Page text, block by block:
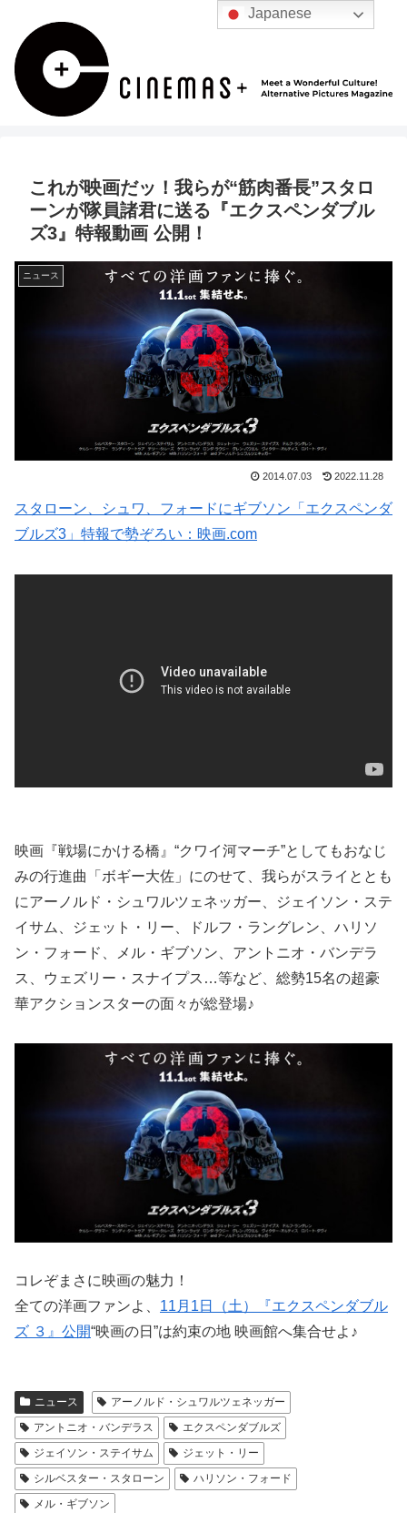
これが映画だッ！我らが“筋肉番長”スタロ
ーンが隊員諸君に送る『エクスペンダブル
ズ3』特報動画 公開！
ニュース
2014.07.03 2022.11.28
スタローン、シュワ、フォードにギブソン「エクスペンダ
ブルズ3」特報で勢ぞろい：映画.com
映画『戦場にかける橋』“クワイ河マーチ”としてもおなじ
みの行進曲「ボギー大佐」にのせて、我らがスライととも
にアーノルド・シュワルツェネッガー、ジェイソン・ステ
イサム、ジェット・リー、ドルフ・ラングレン、ハリソ
ン・フォード、メル・ギブソン、アントニオ・バンデラ
ス、ウェズリー・スナイプス…等など、総勢15名の超豪
華アクションスターの面々が総登場♪
コレぞまさに映画の魅力！
全ての洋画ファンよ、 11月1日（土）『エクスペンダブル
ズ ３』公開“映画の日”は約束の地 映画館へ集合せよ♪
ニュース
アーノルド・シュワルツェネッガー
アントニオ・バンデラス
エクスペンダブルズ
ジェイソン・ステイサム
ジェット・リー
シルベスター・スタローン
ハリソン・フォード
メル・ギブソン
Japanese